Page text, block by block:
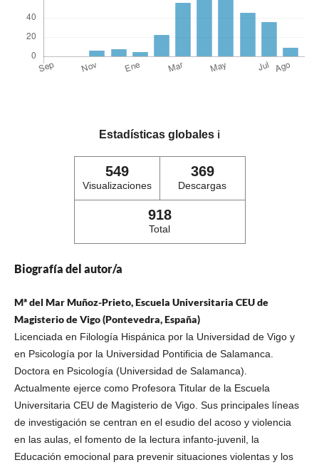
Estadísticas globales ℹ️
549
Visualizaciones
369
Descargas
918
Total
Biografía del autor/a
Mª del Mar Muñoz-Prieto, Escuela Universitaria CEU de
Magisterio de Vigo (Pontevedra, España)
Licenciada en Filología Hispánica por la Universidad de Vigo y
en Psicología por la Universidad Pontificia de Salamanca.
Doctora en Psicología (Universidad de Salamanca).
Actualmente ejerce como Profesora Titular de la Escuela
Universitaria CEU de Magisterio de Vigo. Sus principales líneas
de investigación se centran en el esudio del acoso y violencia
en las aulas, el fomento de la lectura infanto-juvenil, la
Educación emocional para prevenir situaciones violentas y los